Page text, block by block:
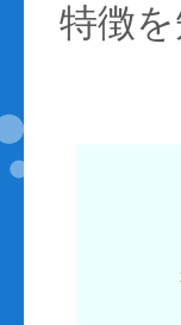
特徴